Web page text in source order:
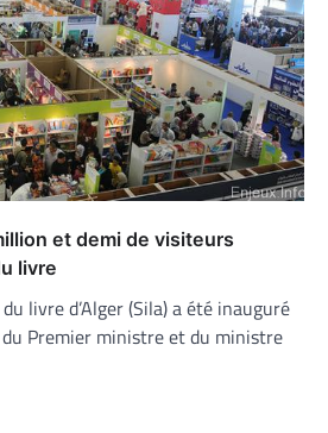
et demi de visiteurs
livre
livre d’Alger (Sila) a été inauguré
Premier ministre et du ministre